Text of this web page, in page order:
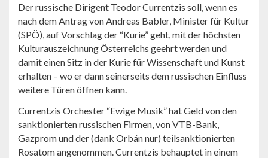
Der russische Dirigent Teodor Currentzis soll, wenn es
nach dem Antrag von Andreas Babler, Minister für Kultur
(SPÖ), auf Vorschlag der “Kurie” geht, mit der höchsten
Kulturauszeichnung Österreichs geehrt werden und
damit einen Sitz in der Kurie für Wissenschaft und Kunst
erhalten – wo er dann seinerseits dem russischen Einfluss
weitere Türen öffnen kann.
Currentzis Orchester “Ewige Musik” hat Geld von den
sanktionierten russischen Firmen, von VTB-Bank,
Gazprom und der (dank Orbán nur) teilsanktionierten
Rosatom angenommen. Currentzis behauptet in einem